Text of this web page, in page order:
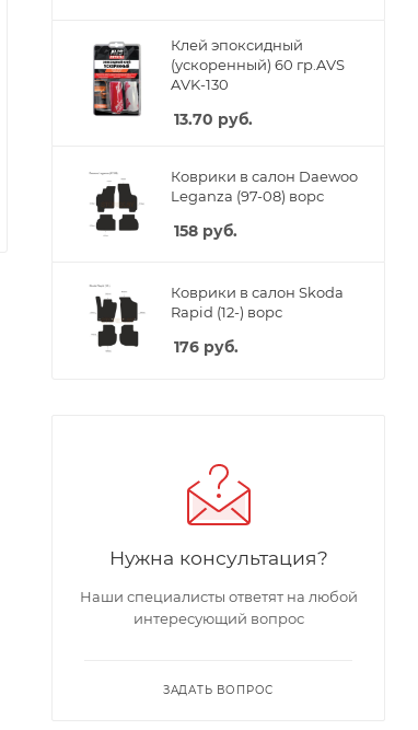
Клей эпоксидный
(ускоренный) 60 гр.AVS
AVK-130
13.70 руб.
Коврики в салон Daewoo
Leganza (97-08) ворс
158 руб.
Коврики в салон Skoda
Rapid (12-) ворс
176 руб.
Нужна консультация?
Наши специалисты ответят на любой
интересующий вопрос
ЗАДАТЬ ВОПРОС